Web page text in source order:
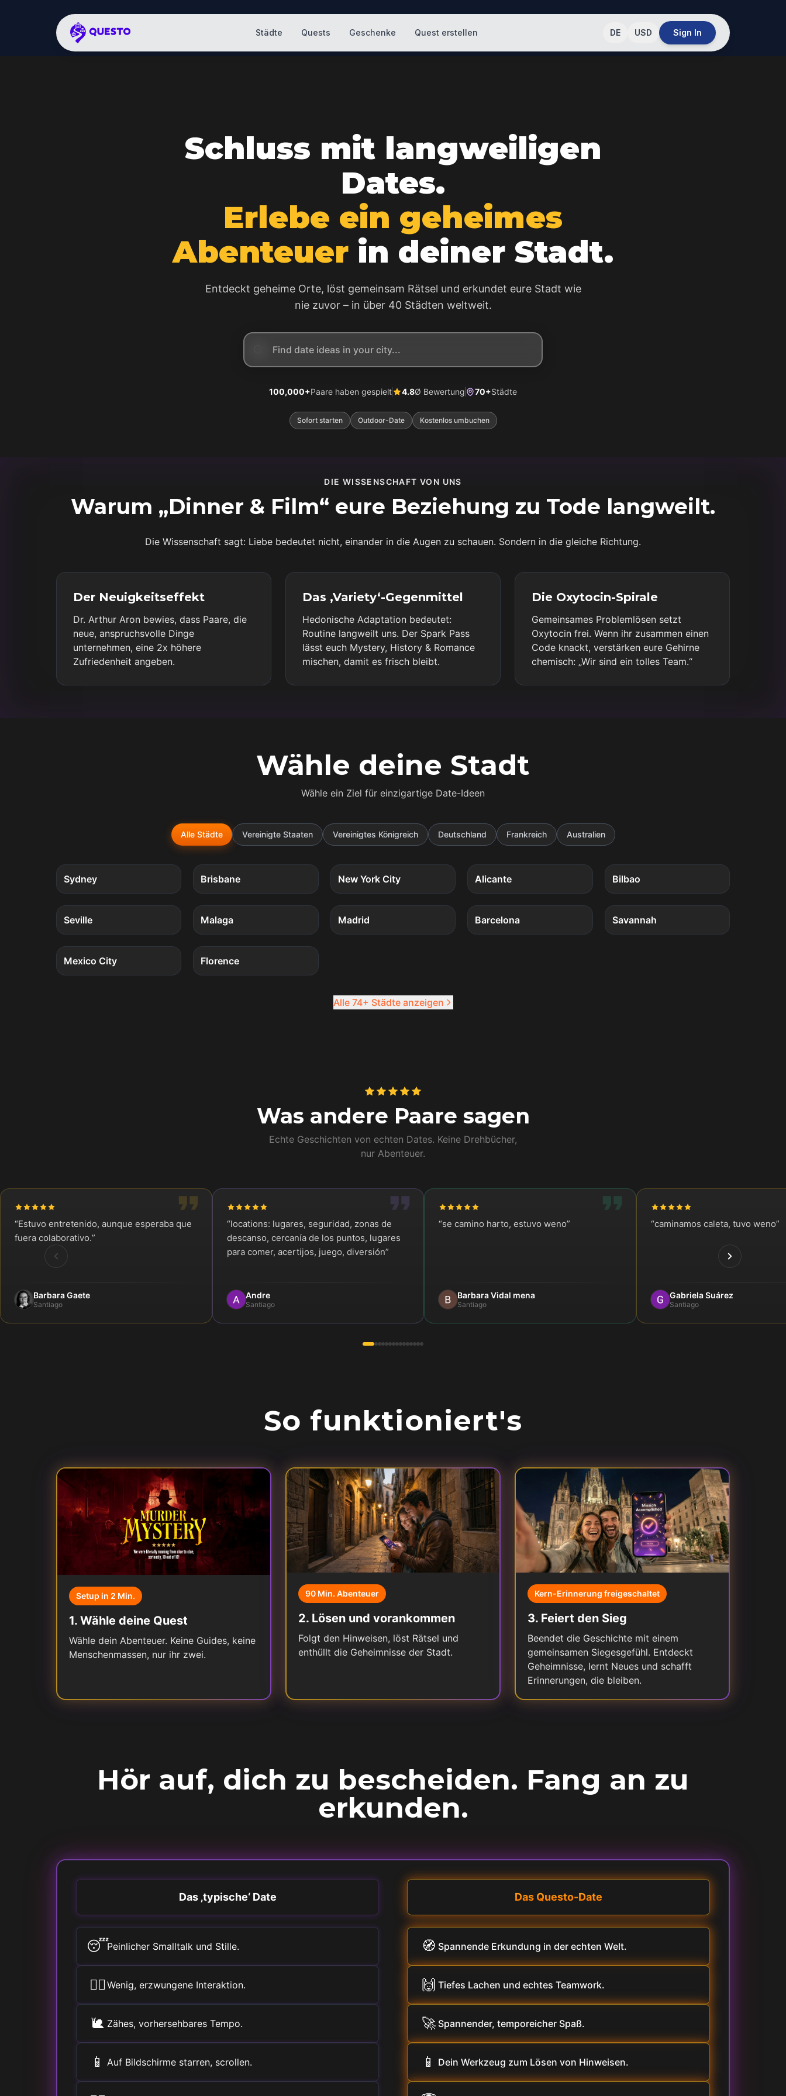
Städte Quests Geschenke Quest erstellen DE USD Sign In
Schluss mit langweiligen
Dates.
Erlebe ein geheimes
Abenteuer in deiner Stadt.
Entdeckt geheime Orte, löst gemeinsam Rätsel und erkundet eure Stadt wie
nie zuvor – in über 40 Städten weltweit.
100,000+Paare haben gespielt 4.8Ø Bewertung 70+Städte
Sofort starten Outdoor-Date Kostenlos umbuchen
DIE WISSENSCHAFT VON UNS
Warum „Dinner & Film“ eure Beziehung zu Tode langweilt.
Die Wissenschaft sagt: Liebe bedeutet nicht, einander in die Augen zu schauen. Sondern in die gleiche Richtung.
Der Neuigkeitseffekt
Dr. Arthur Aron bewies, dass Paare, die
neue, anspruchsvolle Dinge
unternehmen, eine 2x höhere
Zufriedenheit angeben.
Das ‚Variety‘-Gegenmittel
Hedonische Adaptation bedeutet:
Routine langweilt uns. Der Spark Pass
lässt euch Mystery, History & Romance
mischen, damit es frisch bleibt.
Die Oxytocin-Spirale
Gemeinsames Problemlösen setzt
Oxytocin frei. Wenn ihr zusammen einen
Code knackt, verstärken eure Gehirne
chemisch: „Wir sind ein tolles Team.“
Wähle deine Stadt
Wähle ein Ziel für einzigartige Date-Ideen
Alle Städte Vereinigte Staaten Vereinigtes Königreich Deutschland Frankreich Australien
Sydney Brisbane New York City Alicante Bilbao
4 Quests
Seville
4 Quests
Malaga
4 Quests
Madrid
4 Quests
Barcelona
4 Quests
Savannah
4 Quests
Mexico City
4 Quests
Florence
Alle 74+ Städte anzeigen
Was andere Paare sagen
Echte Geschichten von echten Dates. Keine Drehbücher,
nur Abenteuer.
“Estuvo entretenido, aunque esperaba que
fuera colaborativo.”
Barbara Gaete
Santiago
“locations: lugares, seguridad, zonas de
descanso, cercanía de los puntos, lugares
para comer, acertijos, juego, diversión”
Andre
Santiago
“se camino harto, estuvo weno”
Barbara Vidal mena
Santiago
“caminamos caleta, tuvo weno”
Gabriela Suárez
Santiago
So funktioniert's
Setup in 2 Min.
1. Wähle deine Quest
Wähle dein Abenteuer. Keine Guides, keine
Menschenmassen, nur ihr zwei.
90 Min. Abenteuer
2. Lösen und vorankommen
Folgt den Hinweisen, löst Rätsel und
enthüllt die Geheimnisse der Stadt.
Kern-Erinnerung freigeschaltet
3. Feiert den Sieg
Beendet die Geschichte mit einem
gemeinsamen Siegesgefühl. Entdeckt
Geheimnisse, lernt Neues und schafft
Erinnerungen, die bleiben.
Hör auf, dich zu bescheiden. Fang an zu
erkunden.
Das ‚typische‘ Date
😴Peinlicher Smalltalk und Stille.
🚶‍♀️Wenig, erzwungene Interaktion.
🐌 Zähes, vorhersehbares Tempo.
📱 Auf Bildschirme starren, scrollen.
Das Questo-Date
🧭 Spannende Erkundung in der echten Welt.
🙌 Tiefes Lachen und echtes Teamwork.
🚀 Spannender, temporeicher Spaß.
📱 Dein Werkzeug zum Lösen von Hinweisen.